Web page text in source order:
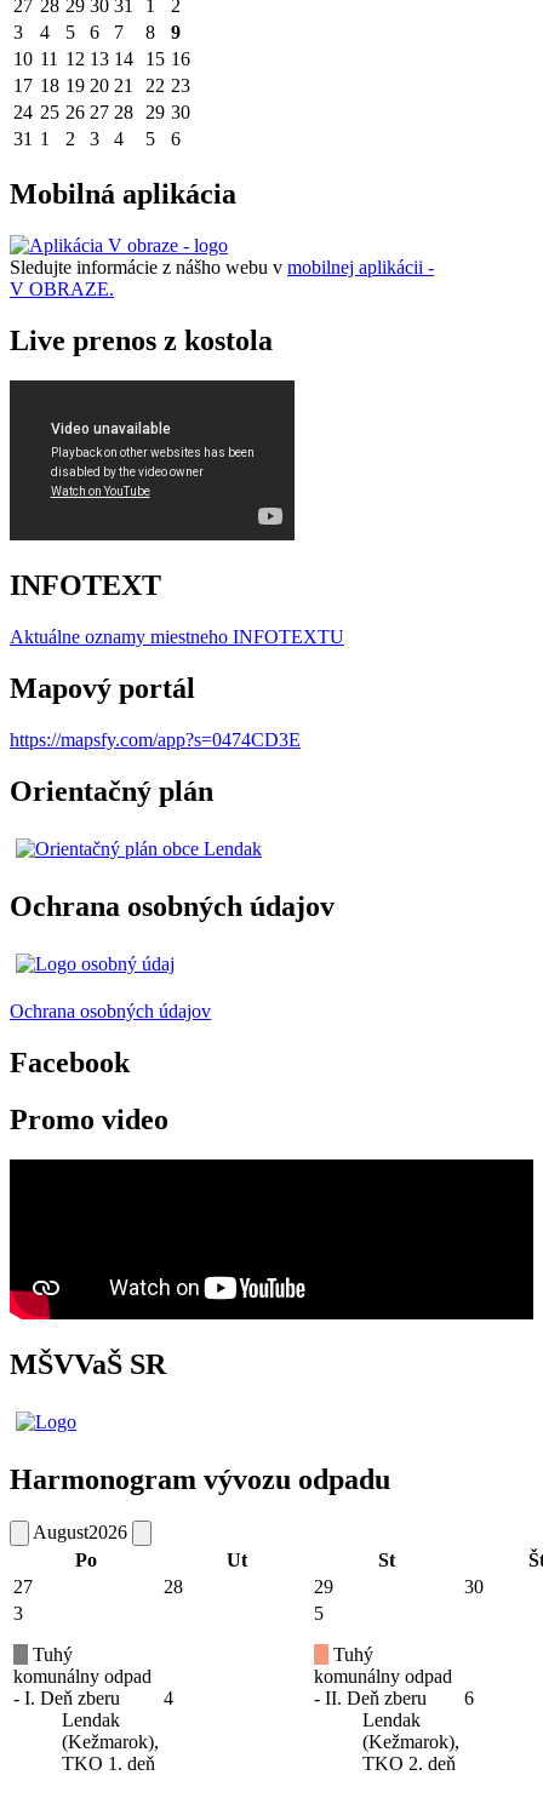
27 28 29 30 31 1
2
3
4 5 6 7 8
9
10 11 12 13 14 15 16
17 18 19 20 21 22 23
24 25 26 27 28 29 30
31 1 2 3 4 5 6
Mobilná aplikácia
Sledujte informácie z nášho webu v mobilnej aplikácii -
V OBRAZE.
Live prenos z kostola
INFOTEXT
Aktuálne oznamy miestneho INFOTEXTU
Mapový portál
https://mapsfy.com/app?s=0474CD3E
Orientačný plán
Ochrana osobných údajov
Ochrana osobných údajov
Facebook
Promo video
MŠVVaŠ SR
Harmonogram vývozu odpadu
August2026
Po
Ut St
27
28 29
30
3
Tuhý
komunálny odpad
- I. Deň zberu
Lendak
(Kežmarok),
TKO 1. deň
4
5
Tuhý
komunálny odpad
- II. Deň zberu
Lendak
(Kežmarok),
TKO 2. deň
6